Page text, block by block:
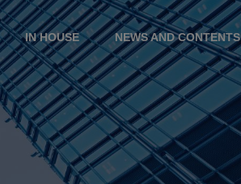
IN HOUSE NEWS AND CONTENTS